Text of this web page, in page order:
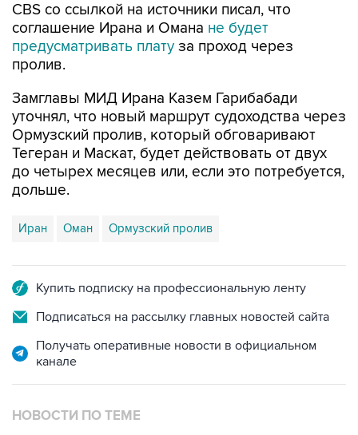
CBS со ссылкой на источники писал, что
соглашение Ирана и Омана не будет
предусматривать плату за проход через
пролив.
Замглавы МИД Ирана Казем Гарибабади
уточнял, что новый маршрут судоходства через
Ормузский пролив, который обговаривают
Тегеран и Маскат, будет действовать от двух
до четырех месяцев или, если это потребуется,
дольше.
Иран Оман Ормузский пролив
Купить подписку на профессиональную ленту
Подписаться на рассылку главных новостей сайта
Получать оперативные новости в официальном
канале
НОВОСТИ ПО ТЕМЕ